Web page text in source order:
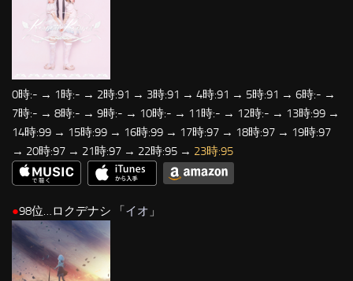
0時:- → 1時:- → 2時:91 → 3時:91 → 4時:91 → 5時:91 → 6時:- →
7時:- → 8時:- → 9時:- → 10時:- → 11時:- → 12時:- → 13時:99 →
14時:99 → 15時:99 → 16時:99 → 17時:97 → 18時:97 → 19時:97
→ 20時:97 → 21時:97 → 22時:95 → 23時:95
●98位…ロクデナシ 「イオ 」